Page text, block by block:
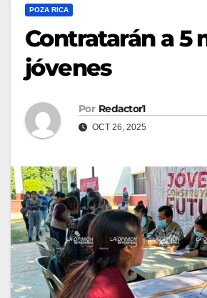
POZA RICA
Contratarán a 5
jóvenes
Por Redactor1
OCT 26, 2025